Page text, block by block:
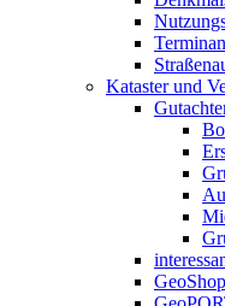
Kataster und
GeoShop